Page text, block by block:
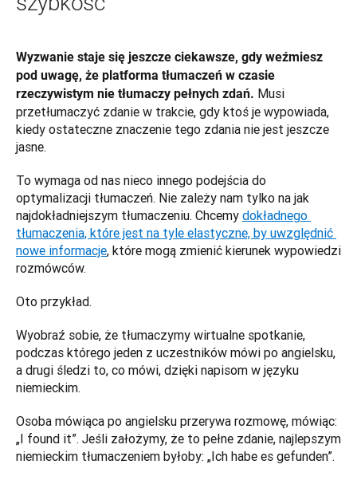
Wyzwanie staje się jeszcze ciekawsze, gdy weźmiesz
pod uwagę, że platforma tłumaczeń w czasie
rzeczywistym nie tłumaczy pełnych zdań. Musi
przetłumaczyć zdanie w trakcie, gdy ktoś je wypowiada,
kiedy ostateczne znaczenie tego zdania nie jest jeszcze
jasne.
To wymaga od nas nieco innego podejścia do
optymalizacji tłumaczeń. Nie zależy nam tylko na jak
najdokładniejszym tłumaczeniu. Chcemy dokładnego
tłumaczenia, które jest na tyle elastyczne, by uwzględnić
nowe informacje, które mogą zmienić kierunek wypowiedzi
rozmówców.
Oto przykład.
Wyobraź sobie, że tłumaczymy wirtualne spotkanie,
podczas którego jeden z uczestników mówi po angielsku,
a drugi śledzi to, co mówi, dzięki napisom w języku
niemieckim.
Osoba mówiąca po angielsku przerywa rozmowę, mówiąc:
„I found it”. Jeśli założymy, że to pełne zdanie, najlepszym
niemieckim tłumaczeniem byłoby: „Ich habe es gefunden”.